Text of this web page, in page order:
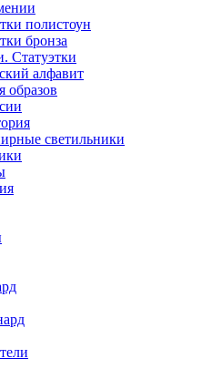
полистоун
бронза
Статуэтки
алфавит
образов
светильники